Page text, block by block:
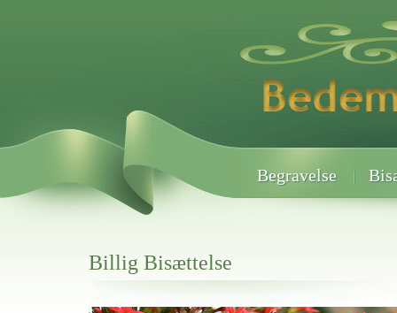
Begravelse
Billig Bisættelse